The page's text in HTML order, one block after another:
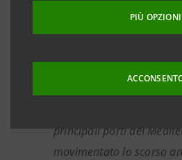
PIÙ OPZIONI
crescerà in un range tra
nel 2026. La situazione
dell’economia globale, a
non ferma la crescita.
principali porti del
movimentato lo scorso